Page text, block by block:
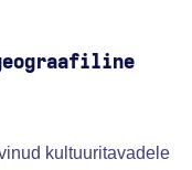
kultuuritavadele